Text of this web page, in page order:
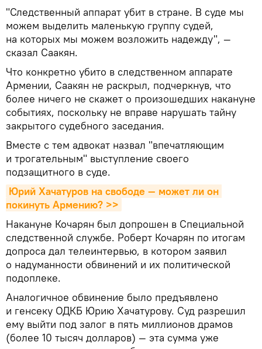
"Следственный аппарат убит в стране. В суде мы
можем выделить маленькую группу судей,
на которых мы можем возложить надежду", —
сказал Саакян.
Что конкретно убито в следственном аппарате
Армении, Саакян не раскрыл, подчеркнув, что
более ничего не скажет о произошедших накануне
событиях, поскольку не вправе нарушать тайну
закрытого судебного заседания.
Вместе с тем адвокат назвал "впечатляющим
и трогательным" выступление своего
подзащитного в суде.
Юрий Хачатуров на свободе — может ли он
покинуть Армению? >>
Накануне Кочарян был допрошен в Специальной
следственной службе. Роберт Кочарян по итогам
допроса дал телеинтервью, в котором заявил
о надуманности обвинений и их политической
подоплеке.
Аналогичное обвинение было предъявлено
и генсеку ОДКБ Юрию Хачатурову. Суд разрешил
ему выйти под залог в пять миллионов драмов
(более 10 тысяч долларов) — эта сумма уже